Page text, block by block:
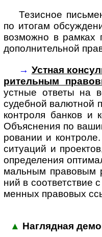
Тезисное
по итогам
возможно в рамках
дополнительной
→ Устная
ри­тель­ным
устные ответы на
судеб­ной валют­ной
конт­роля бан­ков и
Объяс­нения по
ро­вании и
ситу­аций и
опре­де­ления
маль­ным пра­вовым
ний в соот­вет­ствие
мен­ных право­вых
▲ Наглядная